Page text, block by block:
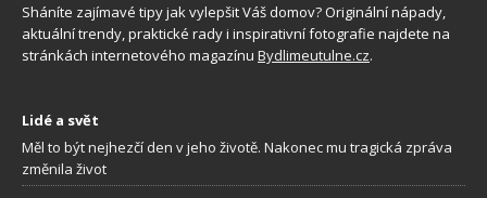
Sháníte zajímavé tipy jak vylepšit Váš domov? Originální nápady,
aktuální trendy, praktické rady i inspirativní fotografie najdete na
stránkách internetového magazínu Bydlimeutulne.cz.
Lidé a svět
Měl to být nejhezčí den v jeho životě. Nakonec mu tragická zpráva
změnila život